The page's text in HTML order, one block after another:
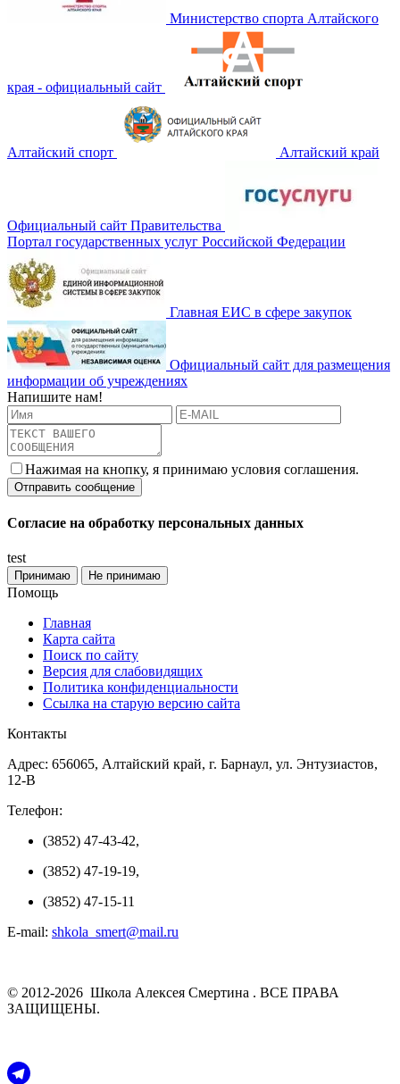
Министерство спорта Алтайского
края - официальный сайт
Алтайский спорт Алтайский край
Официальный сайт Правительства
Портал государственных услуг Российской Федерации
Главная ЕИС в сфере закупок
Официальный сайт для размещения
информации об учреждениях
Напишите нам!
Нажимая на кнопку, я принимаю условия соглашения.
Согласие на обработку персональных данных
test
Принимаю Не принимаю
Помощь
Главная
Карта сайта
Поиск по сайту
Версия для слабовидящих
Политика конфиденциальности
Ссылка на старую версию сайта
Контакты
Адрес: 656065, Алтайский край, г. Барнаул, ул. Энтузиастов,
12-В
Телефон:
(3852) 47-43-42,
(3852) 47-19-19,
(3852) 47-15-11
E-mail: shkola_smert@mail.ru
© 2012-2026 Школа Алексея Смертина . ВСЕ ПРАВА
ЗАЩИЩЕНЫ.